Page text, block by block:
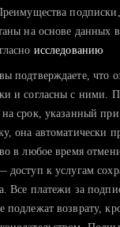
времени на поиск и
себя с
на основе данных
исследованию
подтверждаете, что
и согласны с ними.
срок, указанный
она автоматически
в любое время
к услугам
Все платежи за
подлежат возврату,